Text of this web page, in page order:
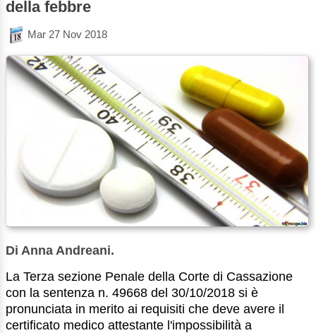
della febbre
Mar 27 Nov 2018
Di Anna Andreani.
La Terza sezione Penale della Corte di Cassazione
con la sentenza n. 49668 del 30/10/2018 si è
pronunciata in merito ai requisiti che deve avere il
certificato medico attestante l'impossibilità a